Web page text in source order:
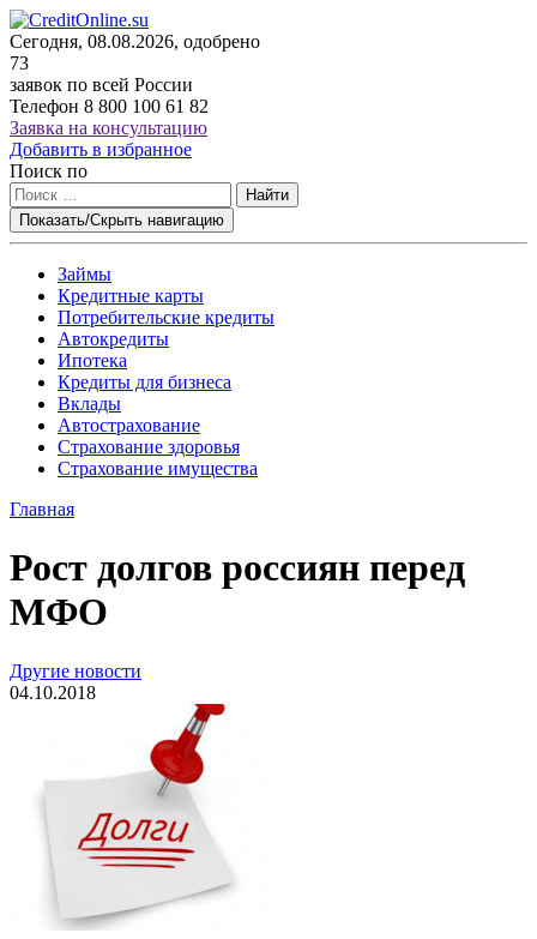
Сегодня, 08.08.2026, одобрено
73
заявок по всей России
Телефон 8 800 100 61 82
Заявка на консультацию
Добавить в избранное
Поиск по
Найти
Показать/Скрыть навигацию
Займы
Кредитные карты
Потребительские кредиты
Автокредиты
Ипотека
Кредиты для бизнеса
Вклады
Автострахование
Страхование здоровья
Страхование имущества
Главная
Рост долгов россиян перед
МФО
Другие новости
04.10.2018